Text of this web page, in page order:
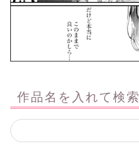
作品名を入れて検索